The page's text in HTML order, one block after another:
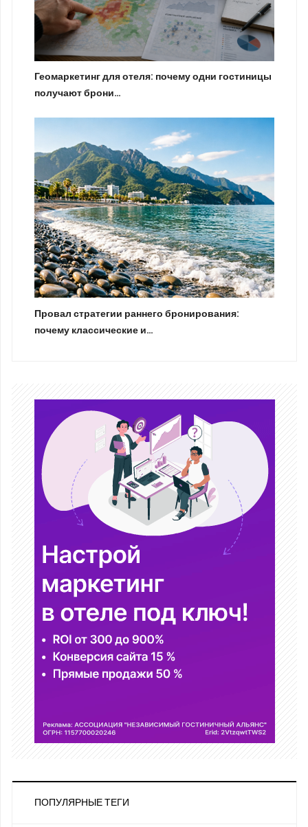
Геомаркетинг для отеля: почему одни гостиницы
получают брони…
Провал стратегии раннего бронирования:
почему классические и…
ПОПУЛЯРНЫЕ ТЕГИ